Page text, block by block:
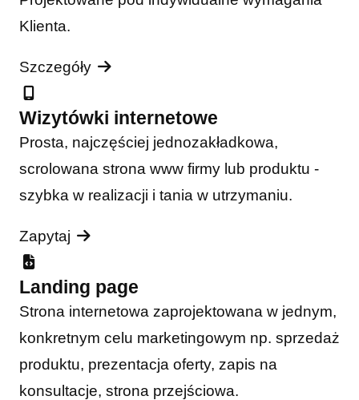
Klienta.
Szczegóły
Wizytówki internetowe
Prosta, najczęściej jednozakładkowa,
scrolowana strona www firmy lub produktu -
szybka w realizacji i tania w utrzymaniu.
Zapytaj
Landing page
Strona internetowa zaprojektowana w jednym,
konkretnym celu marketingowym np. sprzedaż
produktu, prezentacja oferty, zapis na
konsultacje, strona przejściowa.